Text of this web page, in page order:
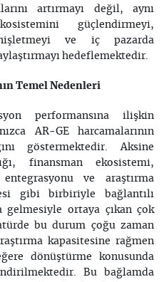
artırmayı değil, aynı
güçlendirmeyi,
ve iç pazarda
hedeflemektedir.
Temel Nedenleri
performansına ilişkin
AR-GE harcamalarının
göstermektedir. Aksine
finansman ekosistemi,
ve araştırma
gibi birbiriyle bağlantılı
ortaya çıkan çok
bu durum çoğu zaman
kapasitesine rağmen
dönüştürme konusunda
Bu bağlamda